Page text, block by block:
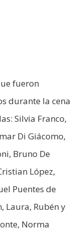
fueron
durante la cena
Silvia Franco,
Di Giácomo,
Bruno De
López,
Puentes de
Laura, Rubén y
Norma